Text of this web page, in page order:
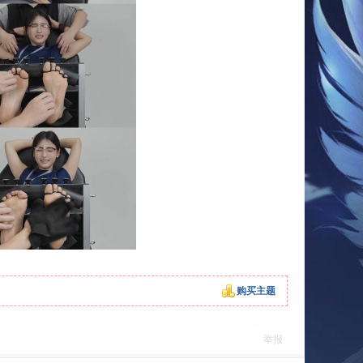
购买主题
举报